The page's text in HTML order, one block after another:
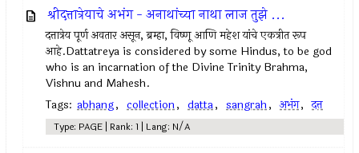
श्रीदत्तात्रेयाचे अभंग - अनाथांच्या नाथा लाज तुझे ...
दत्तात्रेय पूर्ण अवतार असून, ब्रम्हा, विष्णू आणि महेश यांचे एकत्रीत रूप
आहे.Dattatreya is considered by some Hindus, to be god
who is an incarnation of the Divine Trinity Brahma,
Vishnu and Mahesh.
Tags: abhang, collection, datta, sangrah, अभंग, दत्त
Type: PAGE | Rank: 1 | Lang: N/A